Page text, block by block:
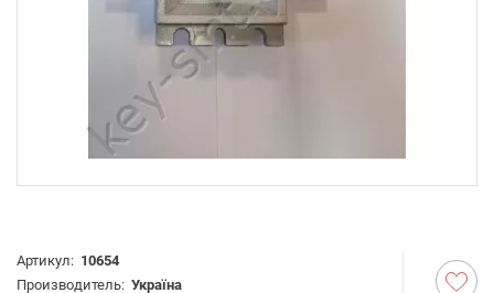
Артикул: 10654
Производитель: Україна